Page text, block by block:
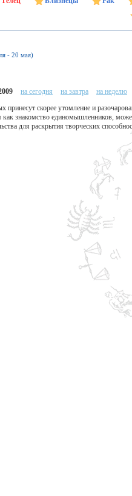
- 20 мая)
на сегодня на завтра на неделю
принесут скорее утомление и
как знакомство единомышленников,
для раскрытия творческих